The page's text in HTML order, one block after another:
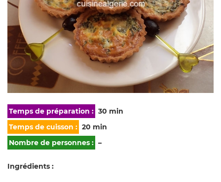
Temps de préparation : 30 min
Temps de cuisson : 20 min
Nombre de personnes : –
Ingrédients :